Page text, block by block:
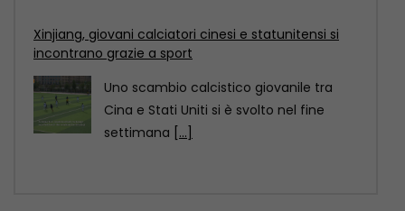
Motori Magazine – 9/8/2026
ROMA (ITALPRESS) – In questa edizione:
– Nuova Mercedes GLA, ancora più
elettrica e tecnologica